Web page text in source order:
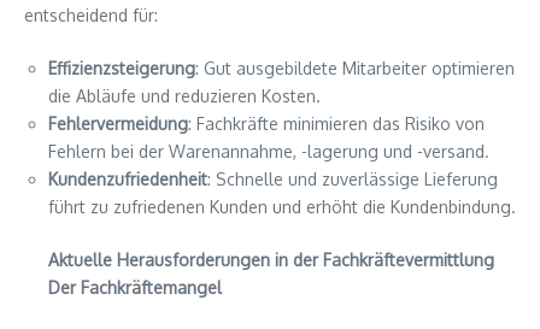
entscheidend für:
Effizienzsteigerung: Gut ausgebildete Mitarbeiter optimieren
die Abläufe und reduzieren Kosten.
Fehlervermeidung: Fachkräfte minimieren das Risiko von
Fehlern bei der Warenannahme, -lagerung und -versand.
Kundenzufriedenheit: Schnelle und zuverlässige Lieferung
führt zu zufriedenen Kunden und erhöht die Kundenbindung.
Aktuelle Herausforderungen in der Fachkräftevermittlung
Der Fachkräftemangel